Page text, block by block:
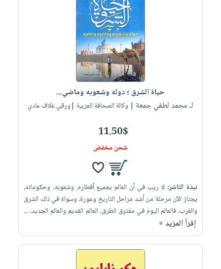
حياة الشرق ؛ دوله وشعوبه وماضي...
لـ محمد لطفي جمعة | وكالة الصحافة العربية |ورقي غلاف عادي
11.50$
شحن مخفض
نبذة الناشر: لا ريب في أن العالم بجميع أقطاره، وشعوبه، وحكوماته،
يجتاز الآن مرحلة من أشد مراحل التاريخ وعورة، وسواءٌ في ذلك الشرق
والغرب، فالعالم اليوم في مفترق الطرق، العالم القديم والعالم الجديد، ...
إقرأ المزيد »